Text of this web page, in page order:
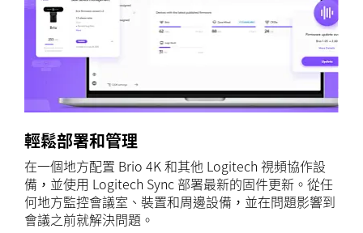
輕鬆部署和管理
在一個地方配置 Brio 4K 和其他 Logitech 視頻協作設
備，並使用 Logitech Sync 部署最新的固件更新。從任
何地方監控會議室、裝置和周邊設備，並在問題影響到
會議之前就解決問題。